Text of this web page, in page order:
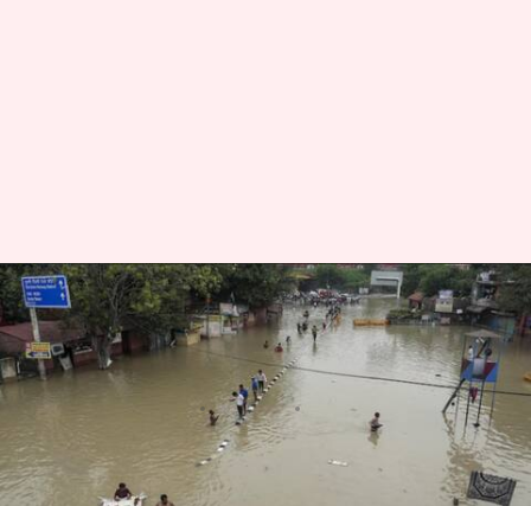
యమునా వరదలపై ఆప్ సంచలన
ఆరోపణలు.. బీజేపీ కుట్రే అంటున్న
కేజ్రీవాల్ సర్కార్
వ్రాసిన వారు Jul 15, 2023 03:08 pm
ఈ వార్తాకథనం ఏంటి